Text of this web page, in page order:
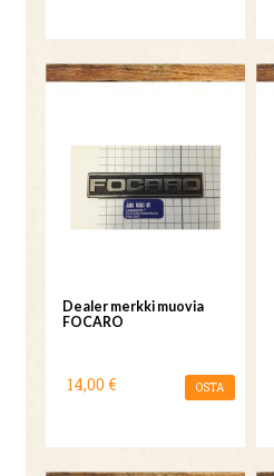
Dealer merkki muovia
FOCARO
14,00 € OSTA